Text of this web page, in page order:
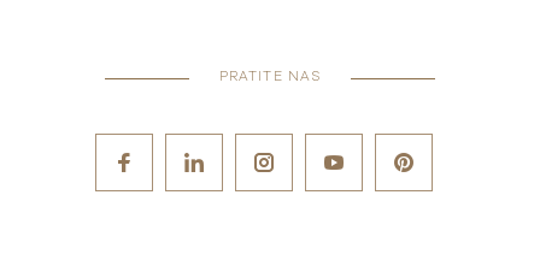
PRATITE NAS